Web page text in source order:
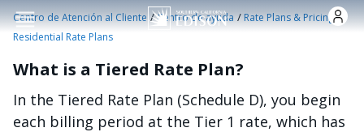
Pasar al contenido principal
Centro de Atención al Cliente /Centro de ayuda /Rate Plans & Pricing /
Residential Rate Plans
What is a Tiered Rate Plan?
In the Tiered Rate Plan (Schedule D), you begin
each billing period at the Tier 1 rate, which has